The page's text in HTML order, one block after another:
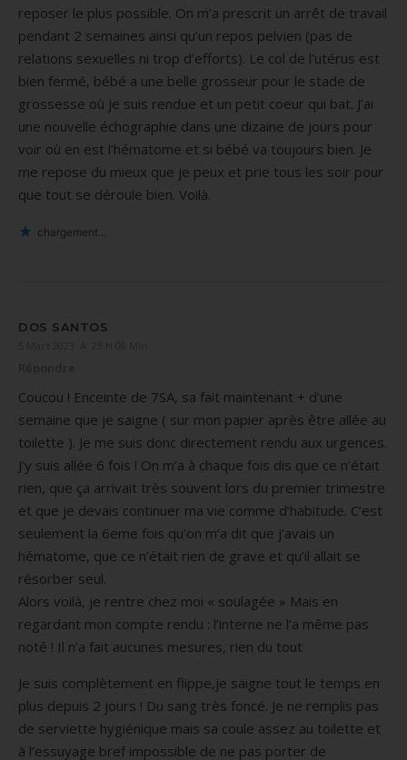
reposer le plus possible. On m’a prescrit un arrêt de travail
pendant 2 semaines ainsi qu’un repos pelvien (pas de
relations sexuelles ni trop d’efforts). Le col de l’utérus est
bien fermé, bébé a une belle grosseur pour le stade de
grossesse où je suis rendue et un petit coeur qui bat. J’ai
une nouvelle échographie dans une dizaine de jours pour
voir où en est l’hématome et si bébé va toujours bien. Je
me repose du mieux que je peux et prie tous les soir pour
que tout se déroule bien. Voilà.
chargement…
DOS SANTOS
Coucou ! Enceinte de 7SA, sa fait maintenant + d’une
semaine que je saigne ( sur mon papier après être allée au
toilette ). Je me suis donc directement rendu aux urgences.
J’y suis allée 6 fois ! On m’a à chaque fois dis que ce n’était
rien, que ça arrivait très souvent lors du premier trimestre
et que je devais continuer ma vie comme d’habitude. C’est
seulement la 6eme fois qu’on m’a dit que j’avais un
hématome, que ce n’était rien de grave et qu’il allait se
résorber seul.
Alors voilà, je rentre chez moi « soulagée » Mais en
regardant mon compte rendu : l’interne ne l’a même pas
noté ! Il n’a fait aucunes mesures, rien du tout
Je suis complètement en flippe,je saigne tout le temps en
plus depuis 2 jours ! Du sang très foncé. Je ne remplis pas
de serviette hygiénique mais sa coule assez au toilette et
à l’essuyage bref impossible de ne pas porter de